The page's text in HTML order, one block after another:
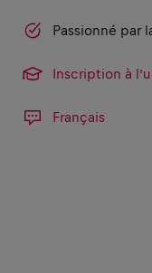
Passionné par
Inscription à
Français